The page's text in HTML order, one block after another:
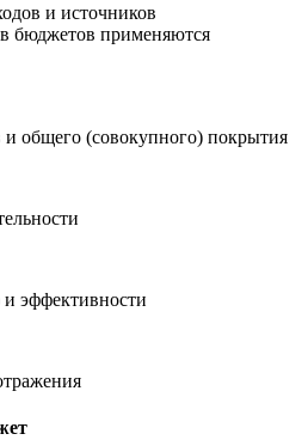
и источников
бюджетов применяются
общего (совокупного) покрытия
и эффективности